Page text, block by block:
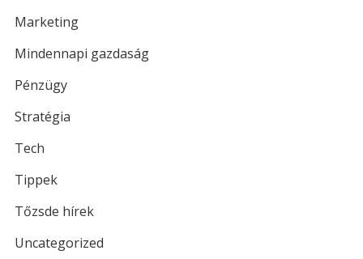
Marketing
Mindennapi gazdaság
Pénzügy
Stratégia
Tech
Tippek
Tőzsde hírek
Uncategorized